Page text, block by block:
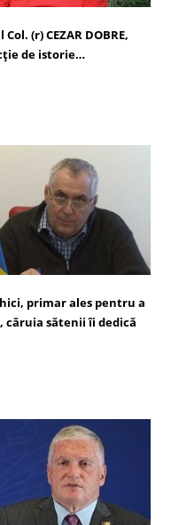
(r) CEZAR DOBRE,
de istorie…
primar ales pentru a
căruia sătenii îi dedică